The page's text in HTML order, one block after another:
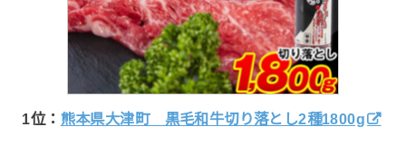
1位： 熊本県大津町 黒毛和牛切り落とし2種1800g